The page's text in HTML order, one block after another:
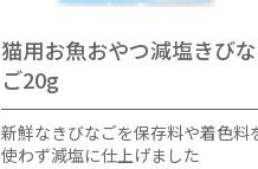
猫用お魚おやつ減塩きびな
ご20g
新鮮なきびなごを保存料や着色料
使わず減塩に仕上げました